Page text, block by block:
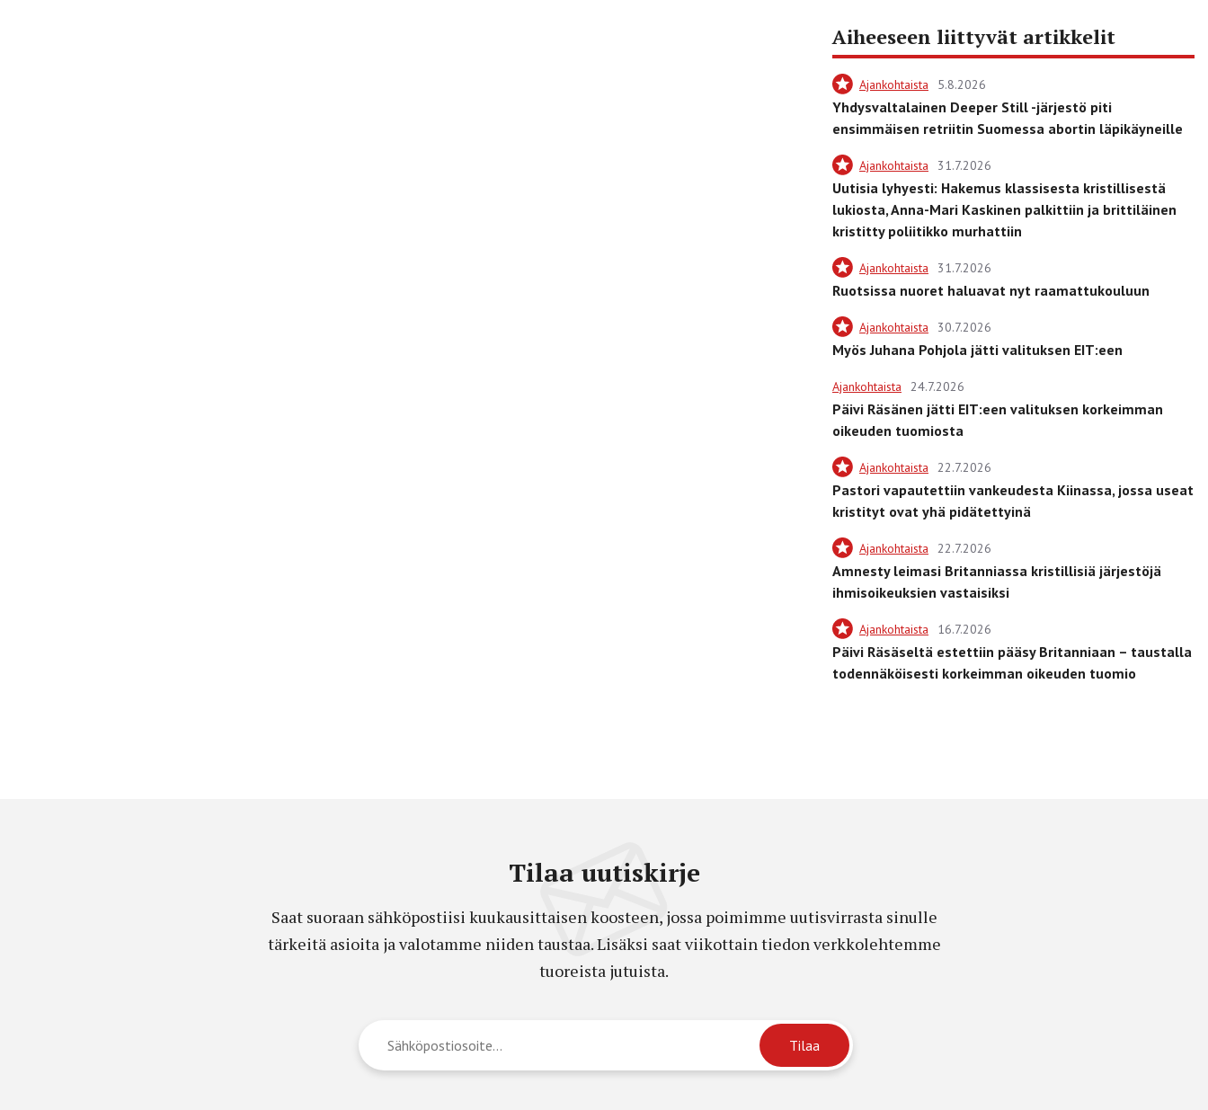
Aiheeseen liittyvät artikkelit
Ajankohtaista 5.8.2026
Yhdysvaltalainen Deeper Still -järjestö piti
ensimmäisen retriitin Suomessa abortin läpikäyneille
Ajankohtaista 31.7.2026
Uutisia lyhyesti: Hakemus klassisesta kristillisestä
lukiosta, Anna-Mari Kaskinen palkittiin ja brittiläinen
kristitty poliitikko murhattiin
Ajankohtaista 31.7.2026
Ruotsissa nuoret haluavat nyt raamattukouluun
Ajankohtaista 30.7.2026
Myös Juhana Pohjola jätti valituksen EIT:een
Ajankohtaista 24.7.2026
Päivi Räsänen jätti EIT:een valituksen korkeimman
oikeuden tuomiosta
Ajankohtaista 22.7.2026
Pastori vapautettiin vankeudesta Kiinassa, jossa useat
kristityt ovat yhä pidätettyinä
Ajankohtaista 22.7.2026
Amnesty leimasi Britanniassa kristillisiä järjestöjä
ihmisoikeuksien vastaisiksi
Ajankohtaista 16.7.2026
Päivi Räsäseltä estettiin pääsy Britanniaan – taustalla
todennäköisesti korkeimman oikeuden tuomio
Tilaa uutiskirje
Saat suoraan sähköpostiisi kuukausittaisen koosteen, jossa poimimme uutisvirrasta sinulle
tärkeitä asioita ja valotamme niiden taustaa. Lisäksi saat viikottain tiedon verkkolehtemme
tuoreista jutuista.